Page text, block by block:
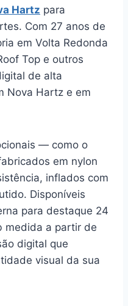
Hartz para
Com 27 anos de
em Volta Redonda
Top e outros
de alta
Nova Hartz e em
— como o
em nylon
inflados com
Disponíveis
para destaque 24
medida a partir de
digital que
visual da sua